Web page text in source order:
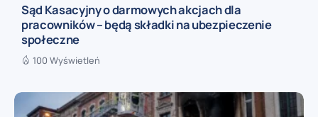
Sąd Kasacyjny o darmowych akcjach dla
pracowników – będą składki na ubezpieczenie
społeczne
100 Wyświetleń